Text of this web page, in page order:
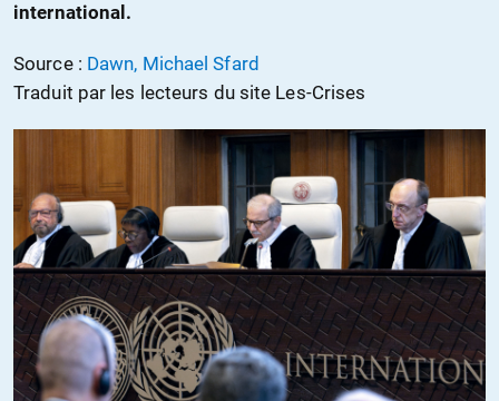
international.
Source : Dawn, Michael Sfard
Traduit par les lecteurs du site Les-Crises